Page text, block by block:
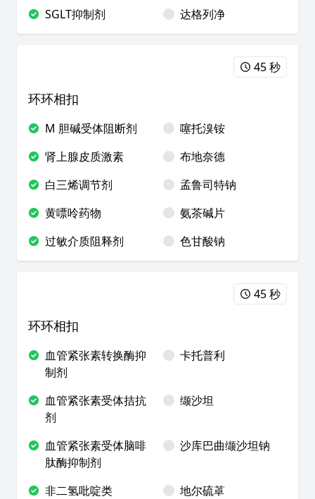
SGLT抑制剂
达格列净
45 秒
环环相扣
M 胆碱受体阻断剂
噻托溴铵
肾上腺皮质激素
布地奈德
白三烯调节剂
孟鲁司特钠
黄嘌呤药物
氨茶碱片
过敏介质阻释剂
色甘酸钠
45 秒
环环相扣
血管紧张素转换酶抑
制剂
卡托普利
血管紧张素受体拮抗
剂
缬沙坦
血管紧张素受体脑啡
肽酶抑制剂
沙库巴曲缬沙坦钠
非二氢吡啶类
地尔硫䓬